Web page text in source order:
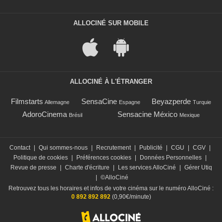
ALLOCINÉ SUR MOBILE
ALLOCINÉ À L'ÉTRANGER
Filmstarts Allemagne SensaCine Espagne Beyazperde Turquie
AdoroCinema Brésil Sensacine México Mexique
Contact | Qui sommes-nous | Recrutement | Publicité | CGU | CGV |
Politique de cookies | Préférences cookies | Données Personnelles |
Revue de presse
| Charte d'écriture | Les services AlloCiné | Gérer Utiq
| ©AlloCiné
Retrouvez tous les horaires et infos de votre cinéma sur le numéro AlloCiné :
0 892 892 892 (0,90€/minute)